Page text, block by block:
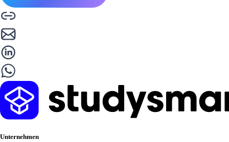
Unternehmen